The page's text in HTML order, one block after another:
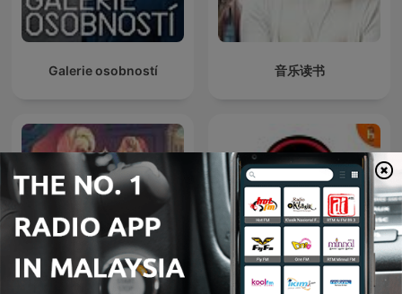
Galerie osobností 音乐读书